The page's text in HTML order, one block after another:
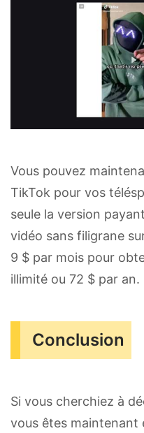
Vous pouvez
TikTok pour vos
seule la version
vidéo sans filigrane
9 $ par mois pour
illimité ou 72 $ par an.
Conclusion
Si vous cherchiez à
vous êtes maintenant